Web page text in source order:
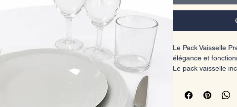
Le Pack Vaisselle
élégance et
Le pack vaisselle
chaque repas.
qualité supérieure,